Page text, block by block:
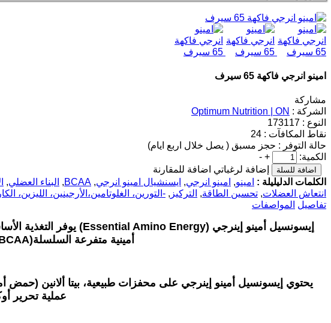
امينو انرجي فاكهة 65 سيرف
مشاركة
الشركة : Optimum Nutrition | ON
النوع :
نقاط المكافآت :
حالة التوفر : حجز مسبق ( يصل خلال اربع ايام)
الكمية:
+
-
إضافة لرغباتي اضافة للمقارنة
الكلمات الدليليلة : امينو, امينو انرجي, ايسنشيال امينو انرجي,
BCAA
, البناء العضلي,
انتعاش العضلات, تحسين الطاقة, التركيز , -التورين، الغلوتامين،الأرجينين، الليزين،
تفاصيل المواصفات
إيسونسيل أمينو إينرجي (Essential Amino Energy)يوفر التغذية
أمينية متفرعة السلسلة
يحتوي إيسونسيل أمينو إينرجي على محفزات طبيعية، بيتا ألانين
عملية تحرير